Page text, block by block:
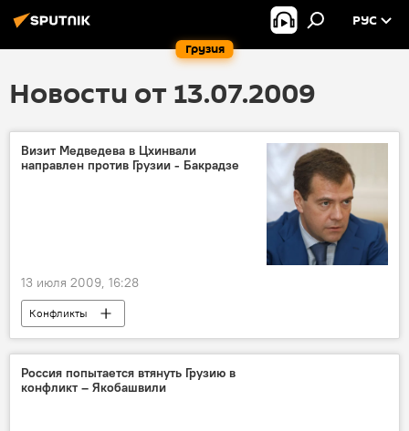
Грузия
РУС
Новости от 13.07.2009
Визит Медведева в Цхинвали
направлен против Грузии - Бакрадзе
13 июля 2009, 16:28
Конфликты
Россия попытается втянуть Грузию в
конфликт – Якобашвили